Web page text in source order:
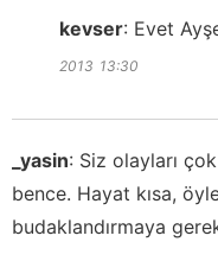
kevser: Evet
2013 13:30
_yasin: Siz olayları
bence. Hayat kısa,
budaklandırmaya